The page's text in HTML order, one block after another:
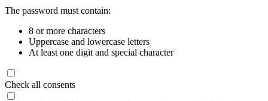
The password must contain:
8 or more characters
Uppercase and lowercase letters
At least one digit and special character
Check all consents